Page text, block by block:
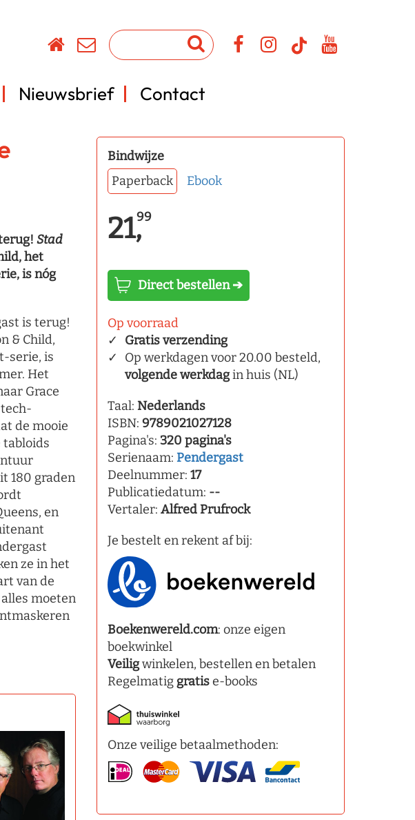
Nieuwsbrief Contact
Stad
het
is nóg
is terug!
& Child,
serie, is
Het
Grace
de mooie
tabloids
180 graden
en
ze in het
van de
moeten
Bindwijze
Paperback
Ebook
21,99
Direct bestellen ➔
Op voorraad
Gratis verzending
Op werkdagen voor 20.00 besteld,
volgende werkdagin huis (NL)
Taal: Nederlands
ISBN: 9789021027128
Pagina's: 320 pagina's
Serienaam: Pendergast
Deelnummer: 17
Publicatiedatum: --
Vertaler: Alfred Prufrock
Je bestelt en rekent af bij:
Boekenwereld.com: onze eigen
boekwinkel
Veiligwinkelen, bestellen en betalen
Regelmatig gratise-books
Onze veilige betaalmethoden: